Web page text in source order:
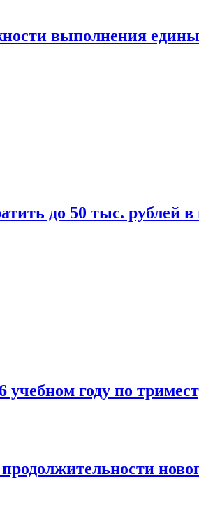
выполнения
до 50 тыс. рублей
учебном году по